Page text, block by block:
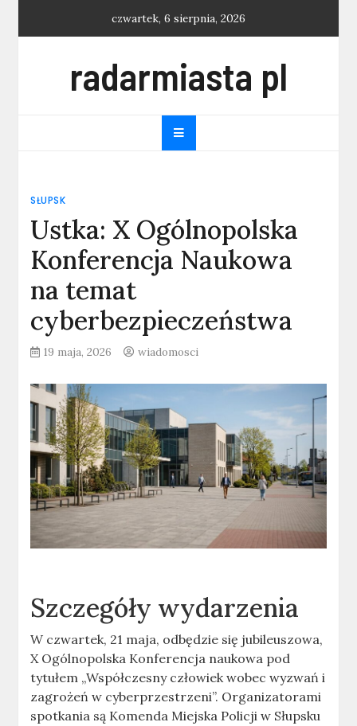
czwartek, 6 sierpnia, 2026
radarmiasta pl
SŁUPSK
Ustka: X Ogólnopolska
Konferencja Naukowa
na temat
cyberbezpieczeństwa
19 maja, 2026 wiadomosci
Szczegóły wydarzenia
W czwartek, 21 maja, odbędzie się jubileuszowa,
X Ogólnopolska Konferencja naukowa pod
tytułem „Współczesny człowiek wobec wyzwań i
zagrożeń w cyberprzestrzeni”. Organizatorami
spotkania są Komenda Miejska Policji w Słupsku